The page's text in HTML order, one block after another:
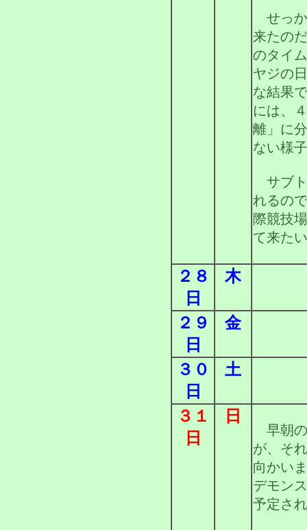
せっか
来たの
のタイ
ヤジの
な結果
には、
離」に
ない様
サブト
れるの
際競技
て来た
２８
日
木
２９
日
金
３０
日
土
３１
日
日
早朝の
が、そ
向かい
デモン
予定さ